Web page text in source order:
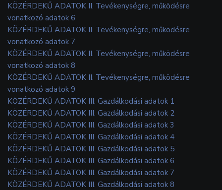
KÖZÉRDEKŰ ADATOK II. Tevékenységre, működésre
vonatkozó adatok 6
KÖZÉRDEKŰ ADATOK II. Tevékenységre, működésre
vonatkozó adatok 7
KÖZÉRDEKŰ ADATOK II. Tevékenységre, működésre
vonatkozó adatok 8
KÖZÉRDEKŰ ADATOK II. Tevékenységre, működésre
vonatkozó adatok 9
KÖZÉRDEKŰ ADATOK III. Gazdálkodási adatok 1
KÖZÉRDEKŰ ADATOK III. Gazdálkodási adatok 2
KÖZÉRDEKŰ ADATOK III. Gazdálkodási adatok 3
KÖZÉRDEKŰ ADATOK III. Gazdálkodási adatok 4
KÖZÉRDEKŰ ADATOK III. Gazdálkodási adatok 5
KÖZÉRDEKŰ ADATOK III. Gazdálkodási adatok 6
KÖZÉRDEKŰ ADATOK III. Gazdálkodási adatok 7
KÖZÉRDEKŰ ADATOK III. Gazdálkodási adatok 8